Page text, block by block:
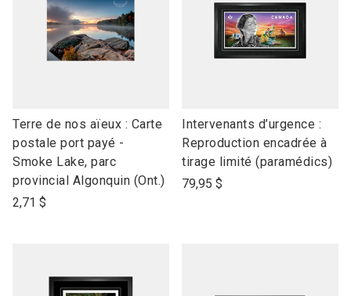
link
to
open
product
name
Terre de nos aïeux : Carte
postale port payé -
Smoke Lake, parc
provincial Algonquin (Ont.)
2,71 $
link
to
open
product
Intervenants d’urgence :
Reproduction encadrée à
tirage limité (paramédics)
79,95 $